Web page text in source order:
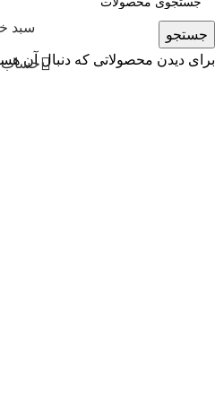
جستجو
برای دیدن محصولاتی که دنبال آن
سبد